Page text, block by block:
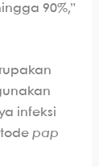
90%,”
infeksi
pap